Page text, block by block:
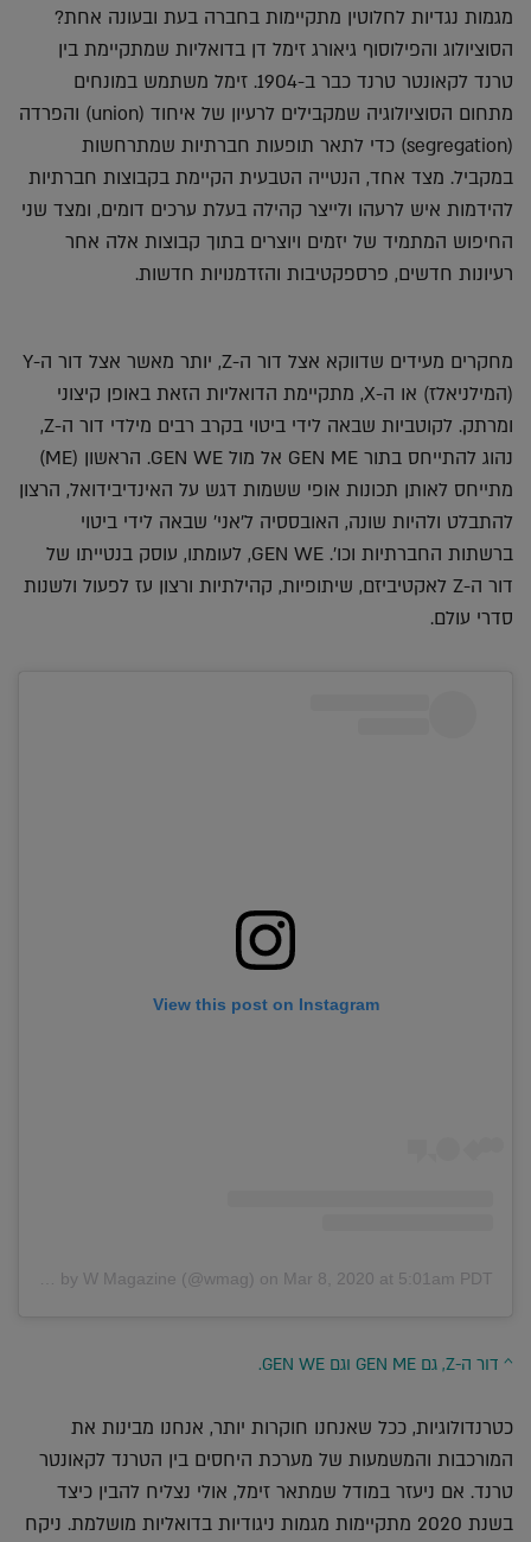
מגמות נגדיות לחלוטין מתקיימות בחברה בעת ובעונה אחת?
הסוציולוג והפילוסוף גיאורג זימל דן בדואליות שמתקיימת בין
טרנד לקאונטר טרנד כבר ב-1904. זימל משתמש במונחים
מתחום הסוציולוגיה שמקבילים לרעיון של איחוד (union) והפרדה
(segregation) כדי לתאר תופעות חברתיות שמתרחשות
במקביל. מצד אחד, הנטייה הטבעית הקיימת בקבוצות חברתיות
להידמות איש לרעהו ולייצר קהילה בעלת ערכים דומים, ומצד שני
החיפוש המתמיד של יזמים ויוצרים בתוך קבוצות אלה אחר
רעיונות חדשים, פרספקטיבות והזדמנויות חדשות.
מחקרים מעידים שדווקא אצל דור ה-Z, יותר מאשר אצל דור ה-Y
(המילניאלז) או ה-X, מתקיימת הדואליות הזאת באופן קיצוני
ומרתק. לקוטביות שבאה לידי ביטוי בקרב רבים מילדי דור ה-Z,
נהוג להתייחס בתור GEN ME אל מול GEN WE. הראשון (ME)
מתייחס לאותן תכונות אופי ששמות דגש על האינדיבידואל, הרצון
להתבלט ולהיות שונה, האובססיה ל'אני' שבאה לידי ביטוי
ברשתות החברתיות וכו׳. GEN WE, לעומתו, עוסק בנטייתו של
דור ה-Z לאקטיביזם, שיתופיות, קהילתיות ורצון עז לפעול ולשנות
סדרי עולם.
View this post on Instagram
on Mar 8, 2020 at 5:01am PDT
^ דור ה-Z, גם GEN ME וגם GEN WE.
כטרנדולוגיות, ככל שאנחנו חוקרות יותר, אנחנו מבינות את
המורכבות והמשמעות של מערכת היחסים בין הטרנד לקאונטר
טרנד. אם ניעזר במודל שמתאר זימל, אולי נצליח להבין כיצד
בשנת 2020 מתקיימות מגמות ניגודיות בדואליות מושלמת. ניקח